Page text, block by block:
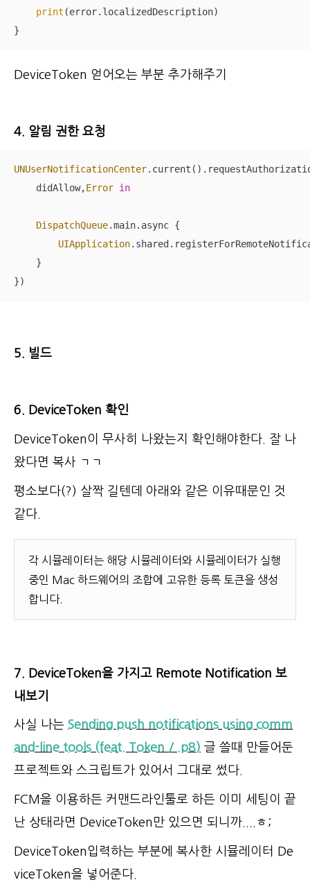
print (error.localizedDescription)
}
DeviceToken 얻어오는 부분 추가해주기
4. 알림 권한 요청
UNUserNotificationCenter
    didAllow,
Error in
DispatchQueue.main.async {
UIApplication
    }
})
5. 빌드
6. DeviceToken 확인
DeviceToken이 무사히 나왔는지 확인해야한다. 잘 나
왔다면 복사 ㄱㄱ
평소보다(?) 살짝 길텐데 아래와 같은 이유때문인 것
같다.
각 시뮬레이터는 해당 시뮬레이터와 시뮬레이터가 실행
중인 Mac 하드웨어의 조합에 고유한 등록 토큰을 생성
합니다.
7. DeviceToken을 가지고 Remote Notification 보
내보기
사실 나는 Sending push notifications using comm
and-line tools (feat. Token / .p8) 글 쓸때 만들어둔
프로젝트와 스크립트가 있어서 그대로 썼다.
FCM을 이용하든 커맨드라인툴로 하든 이미 세팅이 끝
난 상태라면 DeviceToken만 있으면 되니까....ㅎ;
DeviceToken입력하는 부분에 복사한 시뮬레이터 De
viceToken을 넣어준다.